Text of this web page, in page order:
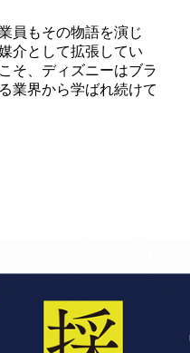
員もその物語を演じ
介として拡張してい
そ、ディズニーはブラ
業界から学ばれ続けて